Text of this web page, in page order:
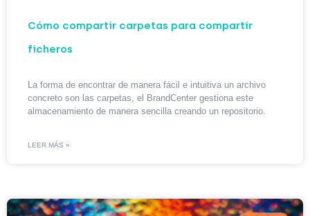
Cómo compartir carpetas para compartir
ficheros
La forma de encontrar de manera fácil e intuitiva un archivo
concreto son las carpetas, el BrandCenter gestiona este
almacenamiento de manera sencilla creando un repositorio.
LEER MÁS »